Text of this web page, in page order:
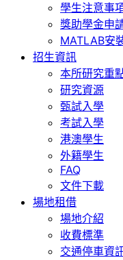
學生注意事
獎助學金申
MATLAB安
招生資訊
本所研究重
研究資源
甄試入學
考試入學
港澳學生
外籍學生
FAQ
文件下載
場地租借
場地介紹
收費標準
交通停車資